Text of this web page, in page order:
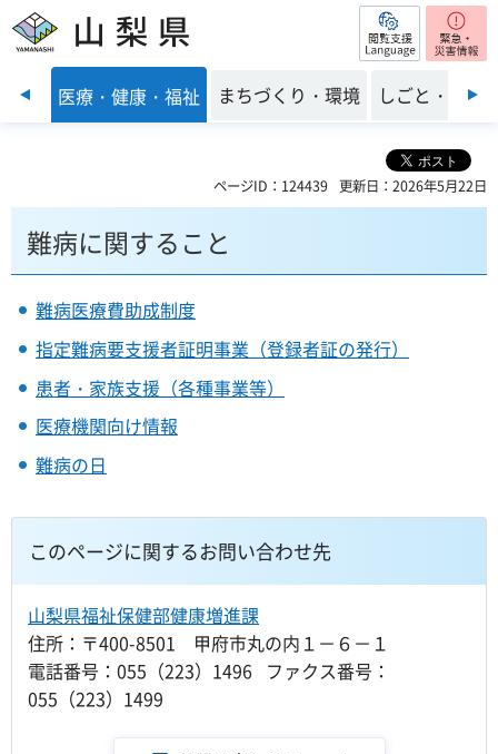
山梨県 閲覧支援
て 医療・健康・福祉 まちづくり・環境 しごと・産業
ページID：124439 更新日：2026年5月22日
難病に関すること
難病医療費助成制度
指定難病要支援者証明事業（登録者証の発行）
患者・家族支援（各種事業等）
医療機関向け情報
難病の日
このページに関するお問い合わせ先
山梨県福祉保健部健康増進課
住所：〒400-8501 甲府市丸の内１－６－１
電話番号：055（223）1496 ファクス番号：
055（223）1499